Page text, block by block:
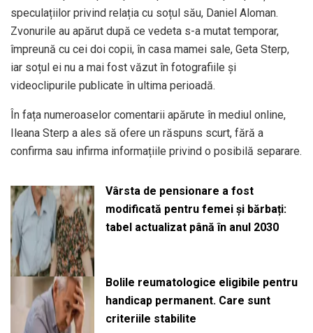
speculațiilor privind relația cu soțul său, Daniel Aloman.
Zvonurile au apărut după ce vedeta s-a mutat temporar,
împreună cu cei doi copii, în casa mamei sale, Geta Sterp,
iar soțul ei nu a mai fost văzut în fotografiile și
videoclipurile publicate în ultima perioadă.
În fața numeroaselor comentarii apărute în mediul online,
Ileana Sterp a ales să ofere un răspuns scurt, fără a
confirma sau infirma informațiile privind o posibilă separare.
Vârsta de pensionare a fost
modificată pentru femei și bărbați:
tabel actualizat până în anul 2030
Bolile reumatologice eligibile pentru
handicap permanent. Care sunt
criteriile stabilite